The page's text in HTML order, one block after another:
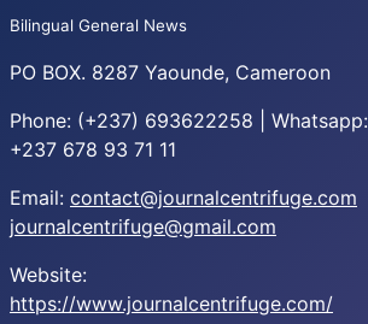
Bilingual General News
PO BOX. 8287 Yaounde, Cameroon
Phone: (+237) 693622258 | Whatsapp:
+237 678 93 71 11
Email: contact@journalcentrifuge.com
journalcentrifuge@gmail.com
Website:
https://www.journalcentrifuge.com/